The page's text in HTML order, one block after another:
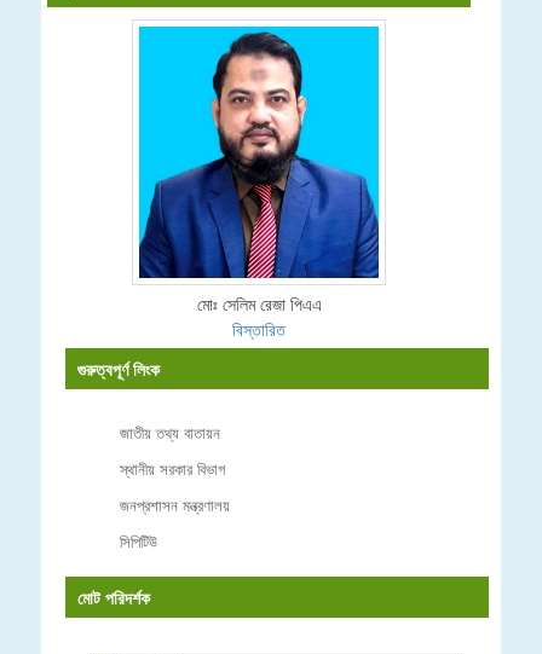
মোঃ সেলিম রেজা পিএএ
বিস্তারিত
গুরুত্বপূর্ণ লিংক
জাতীয় তথ্য বাতায়ন
স্থানীয় সরকার বিভাগ
জনপ্রশাসন মন্ত্রণালয়
সিপিটিউ
মোট পরিদর্শক